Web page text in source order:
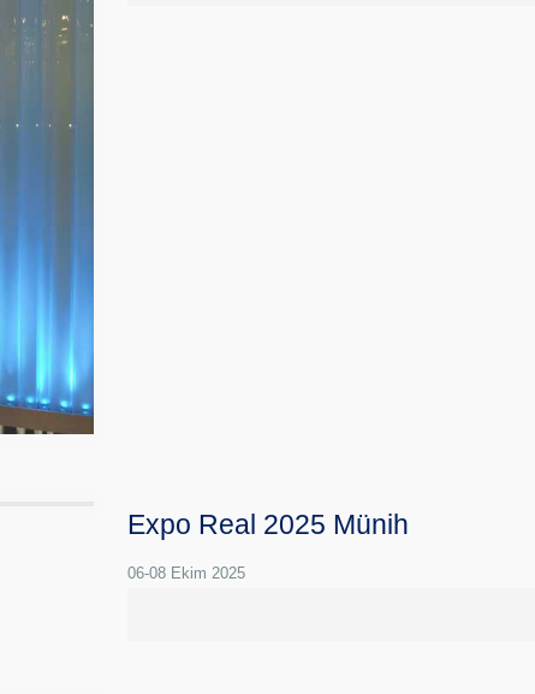
Expo Real 2025 Münih
06-08 Ekim 2025